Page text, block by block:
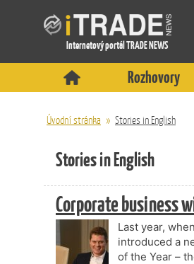
Internetový portál TRADE NEWS
Rozhovory
Úvodní stránka » Stories in English
Stories in English
Corporate business
Last year,
introduced a
of the Year –